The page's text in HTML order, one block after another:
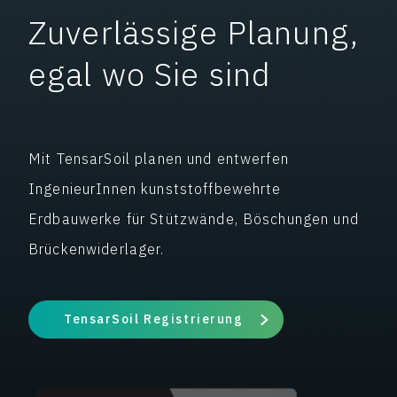
Zuverlässige Planung,
egal wo Sie sind
Mit TensarSoil planen und entwerfen
IngenieurInnen kunststoffbewehrte
Erdbauwerke für Stützwände, Böschungen und
Brückenwiderlager.
TensarSoil Registrierung